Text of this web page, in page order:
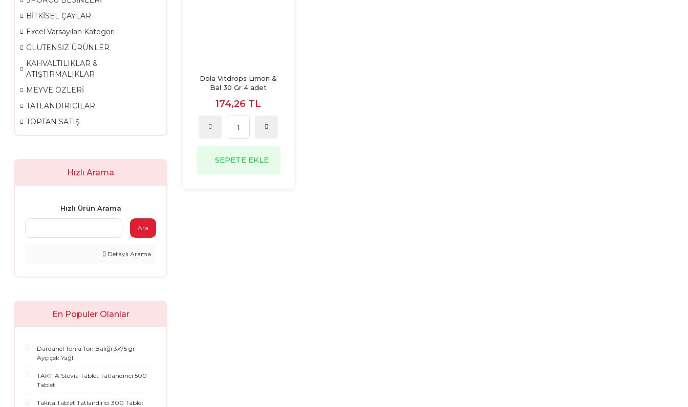
BİTKİSEL ÇAYLAR
Excel Varsayılan Kategori
GLUTENSİZ ÜRÜNLER
KAHVALTILIKLAR &
ATIŞTIRMALIKLAR
MEYVE ÖZLERİ
TATLANDIRICILAR
TOPTAN SATIŞ
Hızlı Arama
Hızlı Ürün Arama
Ara
Detaylı Arama
En Populer Olanlar
Dardanel Tonla Ton Balığı 3x75 gr
Ayçiçek Yağlı
TAKİTA Stevia Tablet Tatlandırıcı 500
Tablet
Takita Tablet Tatlandırıcı 300 Tablet
Dola Vitdrops Limon &
Bal 30 Gr 4 adet
174,26 TL
SEPETE EKLE